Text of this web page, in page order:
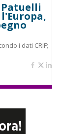
Patuelli
i dati CRIF;